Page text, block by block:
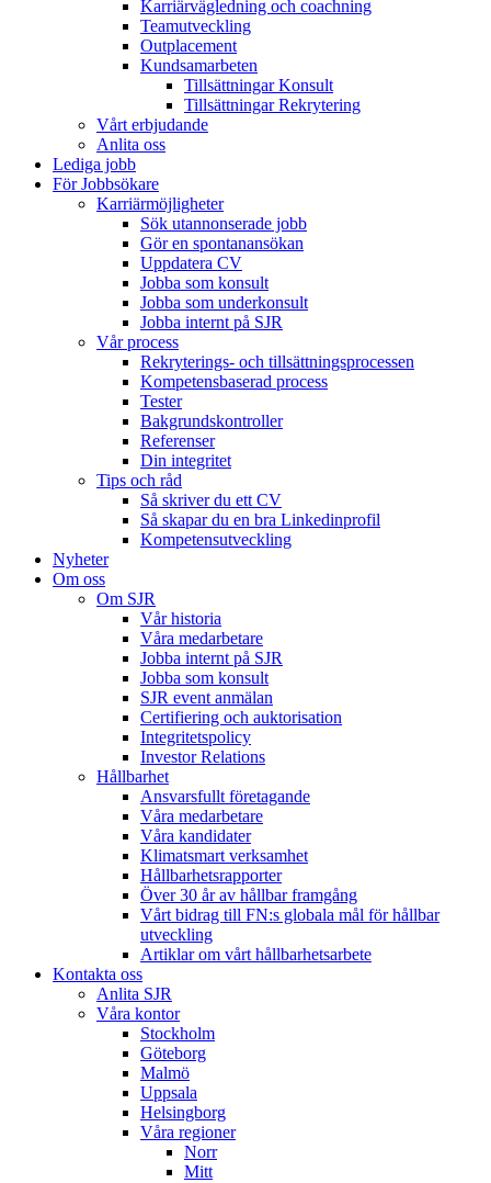
Karriärvägledning och coachning
Teamutveckling
Outplacement
Kundsamarbeten
Tillsättningar Konsult
Tillsättningar Rekrytering
Vårt erbjudande
Anlita oss
Lediga jobb
För Jobbsökare
Karriärmöjligheter
Sök utannonserade jobb
Gör en spontanansökan
Uppdatera CV
Jobba som konsult
Jobba som underkonsult
Jobba internt på SJR
Vår process
Rekryterings- och tillsättningsprocessen
Kompetensbaserad process
Tester
Bakgrundskontroller
Referenser
Din integritet
Tips och råd
Så skriver du ett CV
Så skapar du en bra Linkedinprofil
Kompetensutveckling
Nyheter
Om oss
Om SJR
Vår historia
Våra medarbetare
Jobba internt på SJR
Jobba som konsult
SJR event anmälan
Certifiering och auktorisation
Integritetspolicy
Investor Relations
Hållbarhet
Ansvarsfullt företagande
Våra medarbetare
Våra kandidater
Klimatsmart verksamhet
Hållbarhetsrapporter
Över 30 år av hållbar framgång
Vårt bidrag till FN:s globala mål för hållbar
utveckling
Artiklar om vårt hållbarhetsarbete
Kontakta oss
Anlita SJR
Våra kontor
Stockholm
Göteborg
Malmö
Uppsala
Helsingborg
Våra regioner
Norr
Mitt